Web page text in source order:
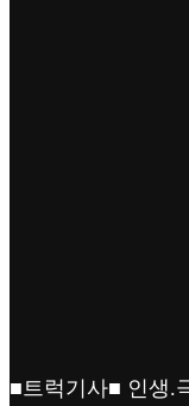
■트럭기사■ 인생.